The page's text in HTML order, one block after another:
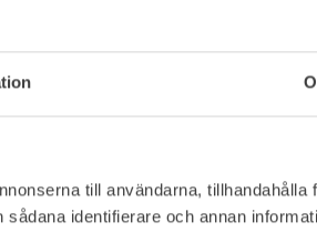
till användarna, tillhandahålla
identifierare och annan